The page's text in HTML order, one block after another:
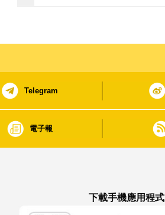
施
Telegram
電子報
下載手機應用程式